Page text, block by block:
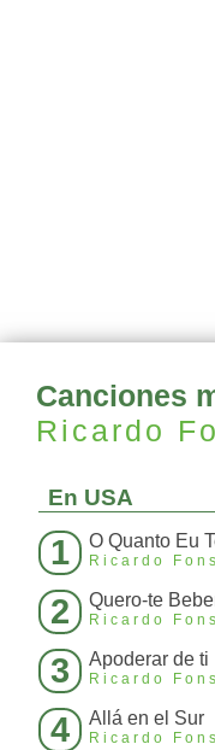
Canciones
Ricardo
En USA
1 O Quanto Eu
Ricardo
2 Quero-te
Ricardo
3 Apoderar de ti
Ricardo
4 Allá en el Sur
Ricardo